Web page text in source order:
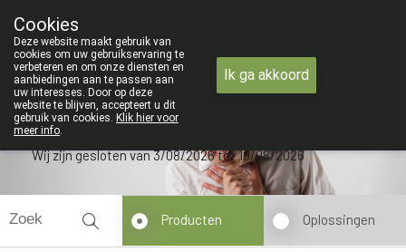
09 228 32 36
Wij zijn gesloten van 3/08/2026 tot 19/08/2026
Producten Oplossingen
Cookies
Deze website maakt gebruik van
cookies om uw gebruikservaring te
verbeteren en om onze diensten en
aanbiedingen aan te passen aan
uw interesses. Door op deze
website te blijven, accepteert u dit
gebruik van cookies. Klik hier voor
meer info.
Ik ga akkoord